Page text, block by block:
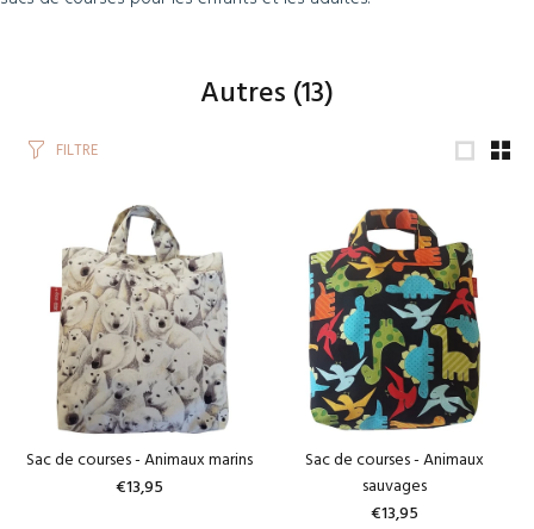
Autres (13)
FILTRE
Sac de courses - Animaux marins
€13,95
Sac de courses - Animaux
sauvages
€13,95